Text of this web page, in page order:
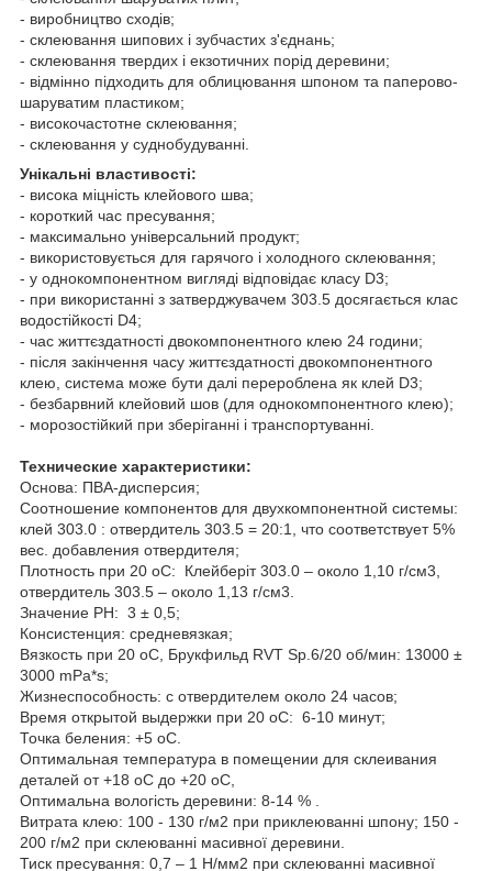
- виробництво сходів;
- склеювання шипових і зубчастих з'єднань;
- склеювання твердих і екзотичних порід деревини;
- відмінно підходить для облицювання шпоном та паперово-
шаруватим пластиком;
- високочастотне склеювання;
- склеювання у суднобудуванні.
Унікальні властивості:
- висока міцність клейового шва;
- короткий час пресування;
- максимально універсальний продукт;
- використовується для гарячого і холодного склеювання;
- у однокомпонентном вигляді відповідає класу D3;
- при використанні з затверджувачем 303.5 досягається клас
водостійкості D4;
- час життєздатності двокомпонентного клею 24 години;
- після закінчення часу життєздатності двокомпонентного
клею, система може бути далі перероблена як клей D3;
- безбарвний клейовий шов (для однокомпонентного клею);
- морозостійкий при зберіганні і транспортуванні.
Технические характеристики:
Основа: ПВА-дисперсия;
Соотношение компонентов для двухкомпонентной системы:
клей 303.0 : отвердитель 303.5 = 20:1, что соответствует 5%
вес. добавления отвердителя;
Плотность при 20 оС: Клейберіт 303.0 – около 1,10 г/см3
отвердитель 303.5 – около 1,13 г/см3
Значение PH: 3 ± 0,5;
Консистенция: средневязкая;
Вязкость при 20 оС, Брукфильд RVT Sp.6/20 об/мин: 13000 ±
3000 mPa*s;
Жизнеспособность: с отвердителем около 24 часов;
Время открытой выдержки при 20 оС: 6-10 минут;
Точка беления: +5 оС.
Оптимальная температура в помещении для склеивания
деталей от +18 оС до +20 оС,
Оптимальна вологість деревини: 8-14 % .
Витрата клею: 100 - 130 г/м2 при приклеюванні шпону; 150 -
200 г/м2 при склеюванні масивної деревини.
Тиск пресування: 0,7 – 1 Н/мм2 при склеюванні масивної